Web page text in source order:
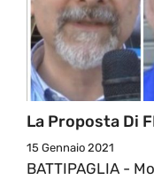
La Proposta Di
15 Gennaio 2021
BATTIPAGLIA -